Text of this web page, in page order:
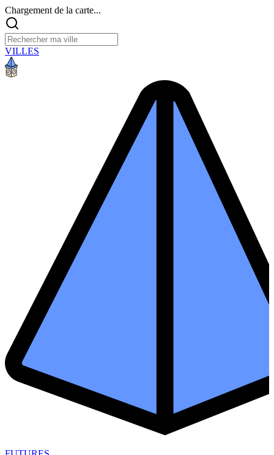
Chargement de la carte...
VILLES